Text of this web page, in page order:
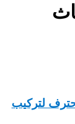
لتركيب